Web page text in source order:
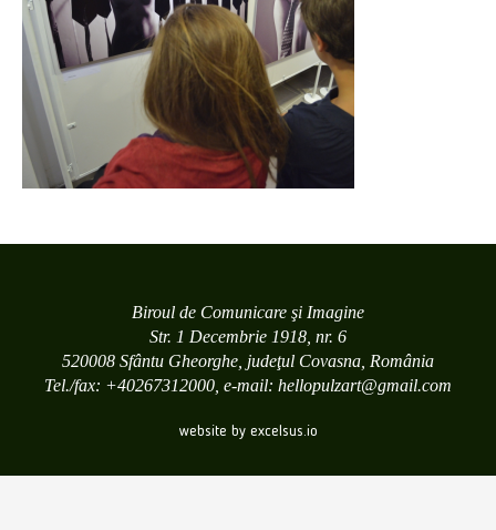
Biroul de Comunicare şi Imagine
Str. 1 Decembrie 1918, nr. 6
520008 Sfântu Gheorghe, judeţul Covasna, România
Tel./fax: +40267312000, e-mail: hellopulzart@gmail.com
website by excelsus.io